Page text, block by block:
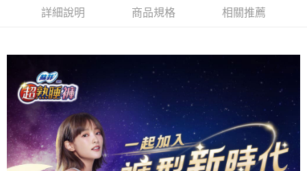
詳細說明 商品規格 相關推薦